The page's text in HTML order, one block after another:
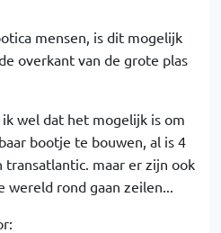
mensen, is dit mogelijk
overkant van de grote plas
wel dat het mogelijk is om
bootje te bouwen, al is 4
maar er zijn ook
wereld rond gaan zeilen...